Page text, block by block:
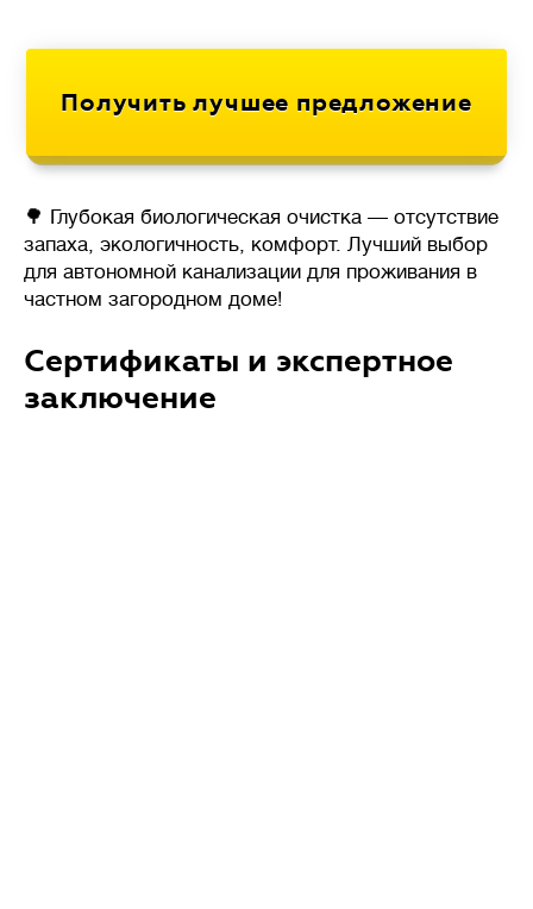
🌳 Глубокая биологическая очистка — отсутствие
запаха, экологичность, комфорт. Лучший выбор
для автономной канализации для проживания в
частном загородном доме!
Сертификаты и экспертное
заключение